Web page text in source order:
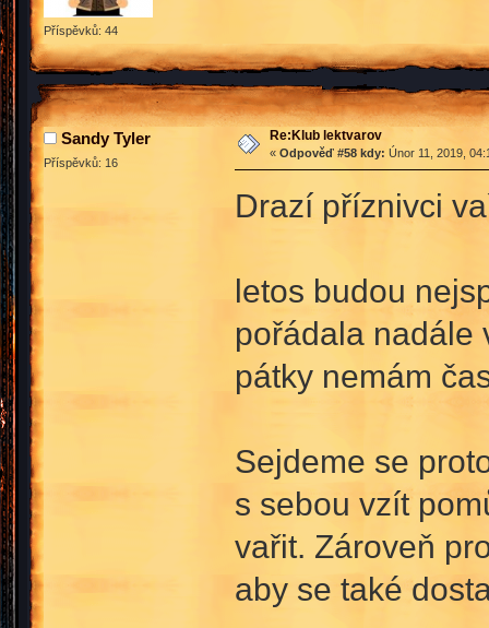
Příspěvků: 44
Sandy Tyler
Příspěvků: 16
Re:Klub lektvarov
« Odpověď #58 kdy: Únor 11, 2019,
Drazí příznivci
letos budou
pořádala nadále
pátky nemám
Sejdeme se
s sebou vzít
vařit. Zároveň
aby se také